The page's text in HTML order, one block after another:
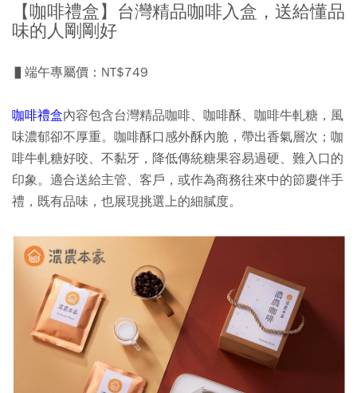
【咖啡禮盒】台灣精品咖啡入盒，送給懂品
味的人剛剛好
▌端午專屬價：NT$749
咖啡禮盒內容包含台灣精品咖啡、咖啡酥、咖啡牛軋糖 ，風
味濃郁卻不厚重。咖啡酥口感外酥內脆，帶出香氣層次；咖
啡牛軋糖好咬、不黏牙，降低傳統糖果容易過硬、難入口的
印象。適合送給主管、客戶，或作為商務往來中的節慶伴手
禮，既有品味，也展現挑選上的細膩度。